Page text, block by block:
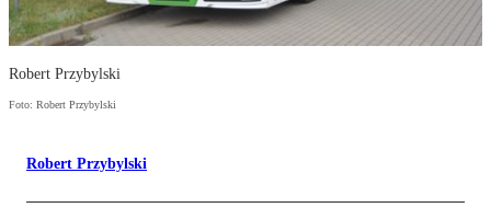
Robert Przybylski
Foto: Robert Przybylski
Robert Przybylski